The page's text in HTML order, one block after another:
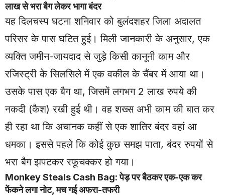
लाख से भरा बैग लेकर भागा बंदर
यह दिलचस्प घटना शनिवार को बुलंदशहर जिला अदालत
परिसर के पास घटित हुई। मिली जानकारी के अनुसार, एक
व्यक्ति जमीन-जायदाद से जुड़े किसी कानूनी काम और
रजिस्ट्री के सिलसिले में एक वकील के चैंबर में आया था।
उसके पास एक बैग था, जिसमें लगभग 2 लाख रुपये की
नकदी (कैश) रखी हुई थी। वह शख्स अभी काम की बात कर
ही रहा था कि अचानक कहीं से एक शातिर बंदर वहां आ
धमका। इससे पहले कि कोई कुछ समझ पाता, बंदर रुपयों से
भरा बैग झपटकर रफूचक्कर हो गया।
MonkeySteals Cash Bag: पेड़ पर बैठकर एक-एक कर
फेंकने लगा नोट, मच गई अफरा-तफरी